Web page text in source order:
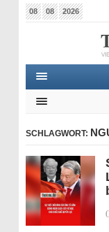
08 08 2026
SCHLAGWORT: